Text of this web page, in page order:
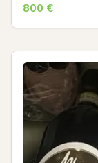
800 €